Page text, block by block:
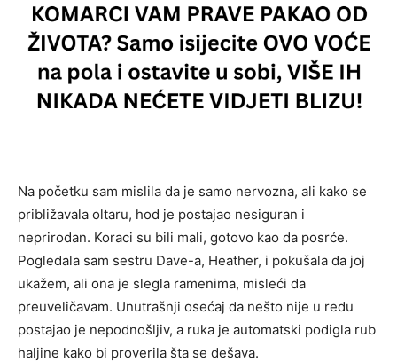
Na početku sam mislila da je samo nervozna, ali kako se
približavala oltaru, hod je postajao nesiguran i
neprirodan. Koraci su bili mali, gotovo kao da posrće.
Pogledala sam sestru Dave-a, Heather, i pokušala da joj
ukažem, ali ona je slegla ramenima, misleći da
preuveličavam. Unutrašnji osećaj da nešto nije u redu
postajao je nepodnošljiv, a ruka je automatski podigla rub
haljine kako bi proverila šta se dešava.